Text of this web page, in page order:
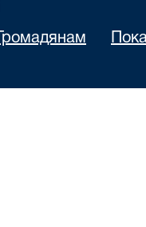
Громадянам